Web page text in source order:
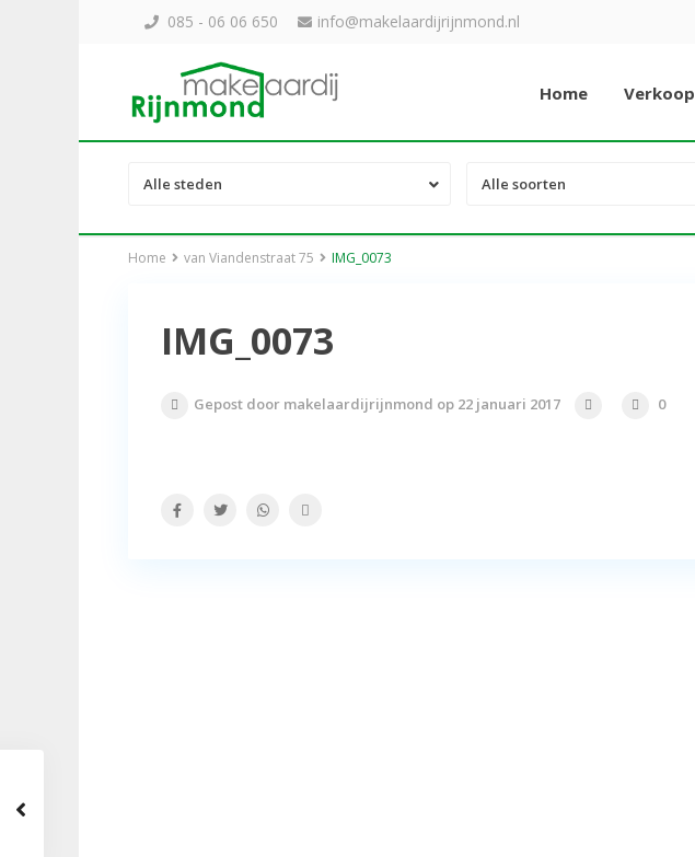
085 - 06 06 650 info@makelaardijrijnmond.nl
Home Verkoop
Alle steden Alle soorten
Home van Viandenstraat 75 IMG_0073
IMG_0073
Gepost door makelaardijrijnmond op 22 januari 2017 0